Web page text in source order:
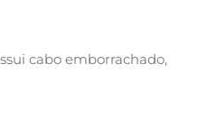
cabo emborrachado,